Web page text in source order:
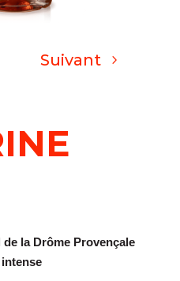
Suivant
la Drôme Provençale